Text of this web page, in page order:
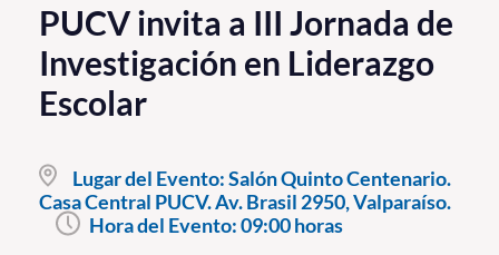
PUCV Internacional
Vinculación con el Medio
Pregrado
Postgrado
PUCV invita a III Jornada de
Investigación en Liderazgo
Escolar
Lugar del Evento:Salón Quinto Centenario.
Casa Central PUCV. Av. Brasil 2950, Valparaíso.
Hora del Evento:09:00 horas